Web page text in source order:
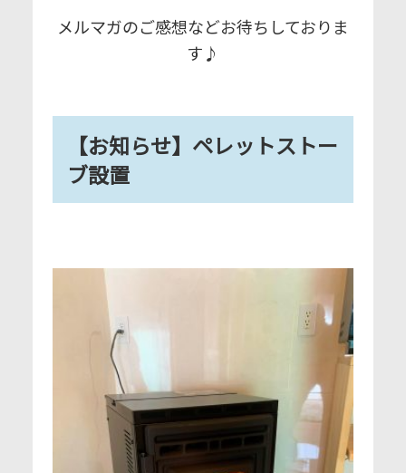
メルマガのご感想などお待ちしておりま
す♪
【お知らせ】ペレットストー
ブ設置